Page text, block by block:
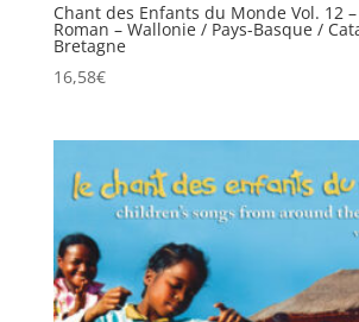
Chant des Enfants du Monde Vol. 12
Roman – Wallonie / Pays-Basque /
Bretagne
16,58€